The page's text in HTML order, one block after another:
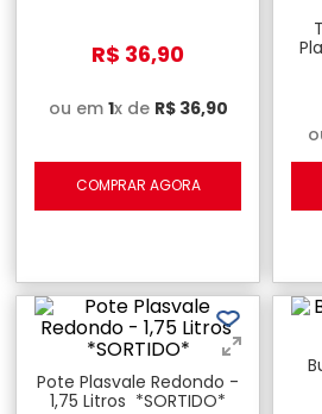
R$ 36,90
ou em 1x de R$ 36,90
COMPRAR AGORA
Pote Plasvale Redondo -
1,75 Litros *SORTIDO*